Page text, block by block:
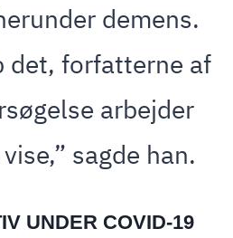
demens.
det, forfatterne af
arbejder
sagde han.
UNDER COVID-19